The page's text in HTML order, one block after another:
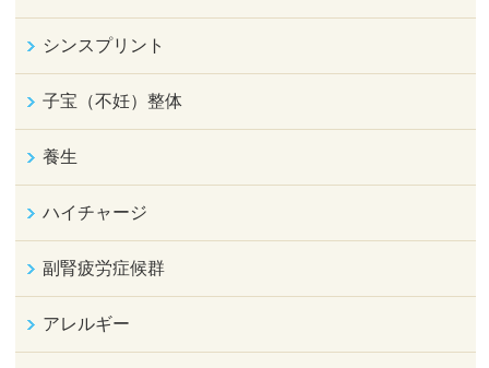
シンスプリント
子宝（不妊）整体
養生
ハイチャージ
副腎疲労症候群
アレルギー